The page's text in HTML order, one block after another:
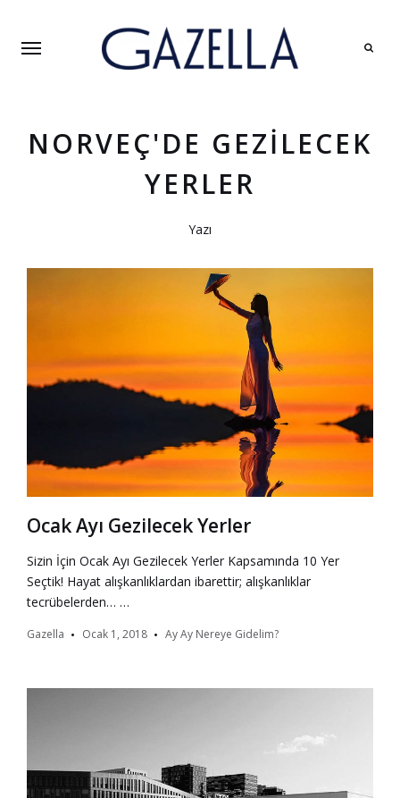
NORVEÇ'DE GEZILECEK
YERLER
Yazı
Ocak Ayı Gezilecek Yerler
Sizin İçin Ocak Ayı Gezilecek Yerler Kapsamında 10 Yer
Seçtik! Hayat alışkanlıklardan ibarettir; alışkanlıklar
tecrübelerden… …
Gazella Ocak 1, 2018 Ay Ay Nereye Gidelim?